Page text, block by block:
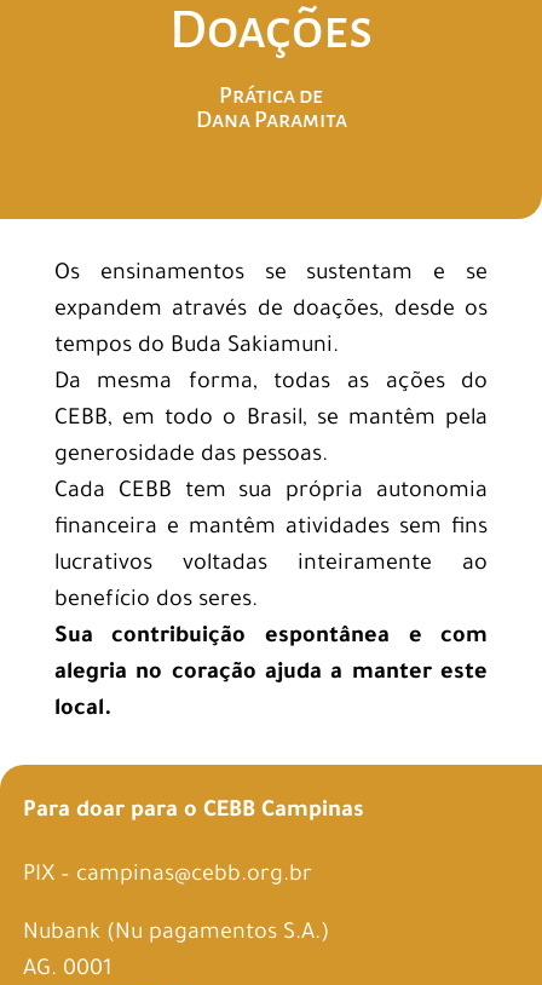
Doações
Prática de
Dana Paramita
Os ensinamentos se sustentam e se
expandem através de doações, desde os
tempos do Buda Sakiamuni.
Da mesma forma, todas as ações do
CEBB, em todo o Brasil, se mantêm pela
generosidade das pessoas.
Cada CEBB tem sua própria autonomia
financeira e mantêm atividades sem fins
lucrativos voltadas inteiramente ao
benefício dos seres.
Sua contribuição espontânea e com
alegria no coração ajuda a manter este
local.
Para doar para o CEBB Campinas
PIX – campinas@cebb.org.br
Nubank (Nu pagamentos S.A.)
AG. 0001